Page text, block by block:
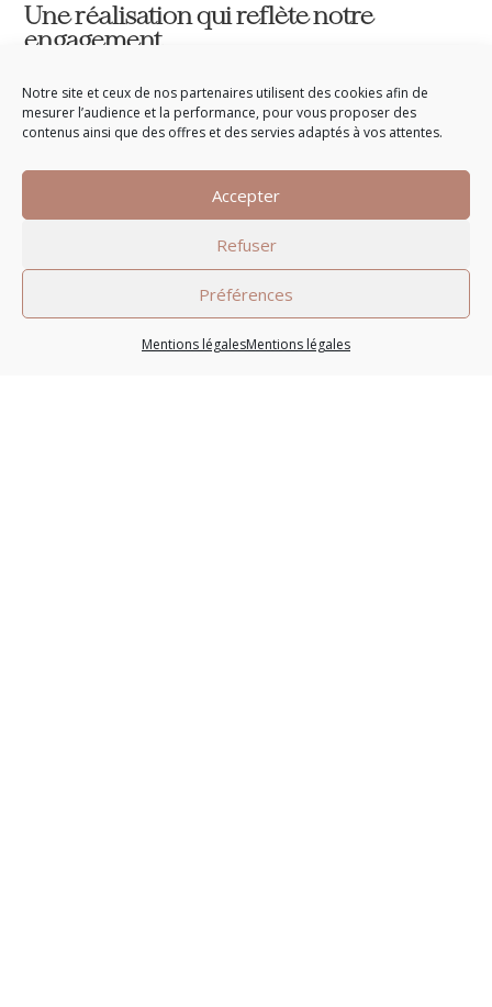
Notre site et ceux de nos partenaires utilisent des cookies afin de
mesurer l’audience et la performance, pour vous proposer des
contenus ainsi que des offres et des servies adaptés à vos attentes.
Accepter
Refuser
Préférences
Mentions légalesMentions légales
Une réalisation qui reflète notre
engagement
l’ouest de la France, chaque projet est une occasion de
mettre en valeur notre savoir-faire artisanal et notre sens
du détail. Nous remercions chaleureusement nos clients
C’est grâce à eux que nous pouvons donner le meilleur
dans chacune de nos réalisations.
Un cuisiniste, une cuisine, un art de vivre.